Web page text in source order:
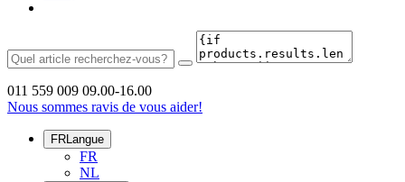
011 559 009 09.00-16.00
Nous sommes ravis de vous aider!
FRLangue
FR
NL